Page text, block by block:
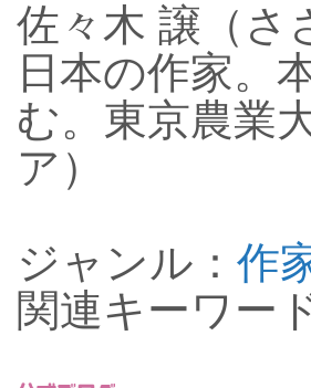
佐々木 譲（さ
日本の作家。
む。東京農業
ア）
ジャンル： 作
関連キーワー